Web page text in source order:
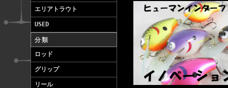
エリアトラウト
USED
分類
ロッド
グリップ
リール